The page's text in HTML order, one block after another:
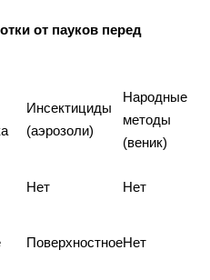
от пауков перед
Инсектициды
(аэрозоли)
Народные
методы
(веник)
Нет Нет
ПоверхностноеНет